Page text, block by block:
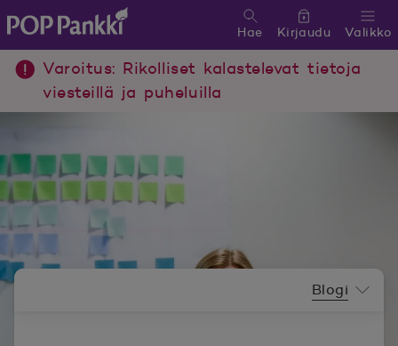
POP Pankki, etusivulle
Valikko
Hae Kirjaudu
Varoitus: Rikolliset kalastelevat tietoja
viesteillä ja puheluilla
Blogi